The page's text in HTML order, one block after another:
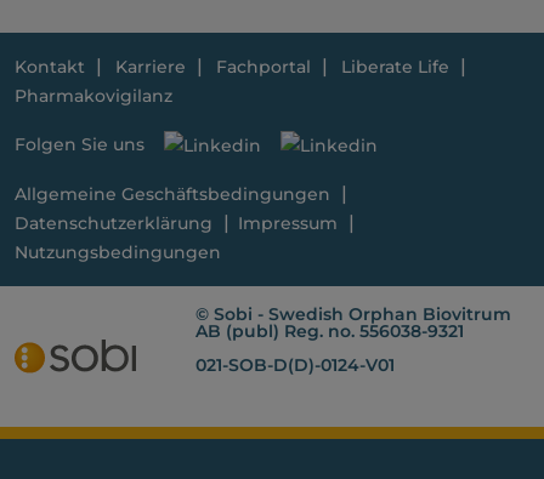
Kontakt Karriere Fachportal
Liberate Life
Pharmakovigilanz
Folgen Sie uns
Allgemeine Geschäftsbedingungen
Datenschutzerklärung
Impressum
Nutzungsbedingungen
© Sobi - Swedish Orphan Biovitrum
AB (publ) Reg. no. 556038-9321
021-SOB-D(D)-0124-V01